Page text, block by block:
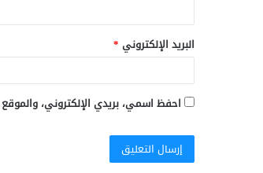
البريد الإلكتروني *
احفظ اسمي، بريدي الإلكتروني،